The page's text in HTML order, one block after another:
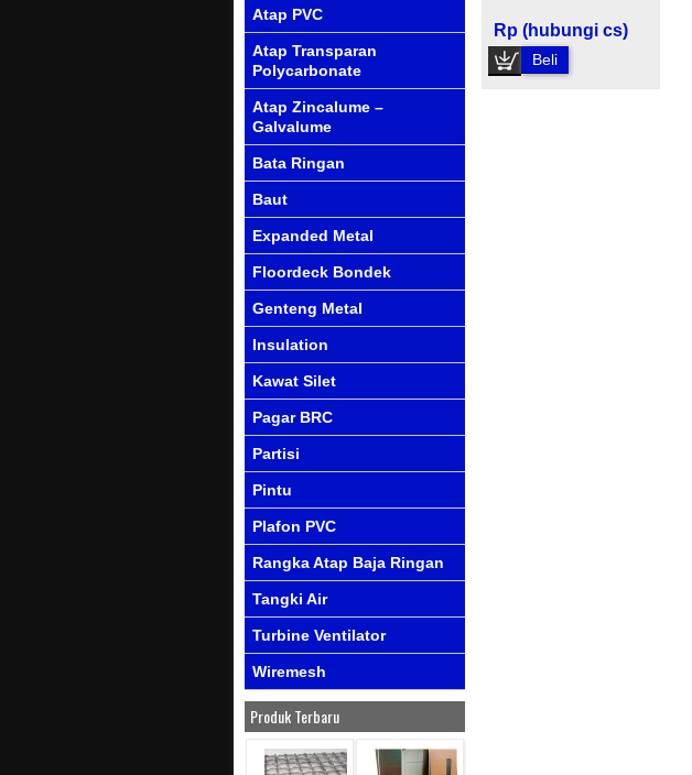
Rp (hubungi cs)
Beli
Atap PVC
Atap Transparan
Polycarbonate
Atap Zincalume –
Galvalume
Bata Ringan
Baut
Expanded Metal
Floordeck Bondek
Genteng Metal
Insulation
Kawat Silet
Pagar BRC
Partisi
Pintu
Plafon PVC
Rangka Atap Baja Ringan
Tangki Air
Turbine Ventilator
Wiremesh
Produk Terbaru